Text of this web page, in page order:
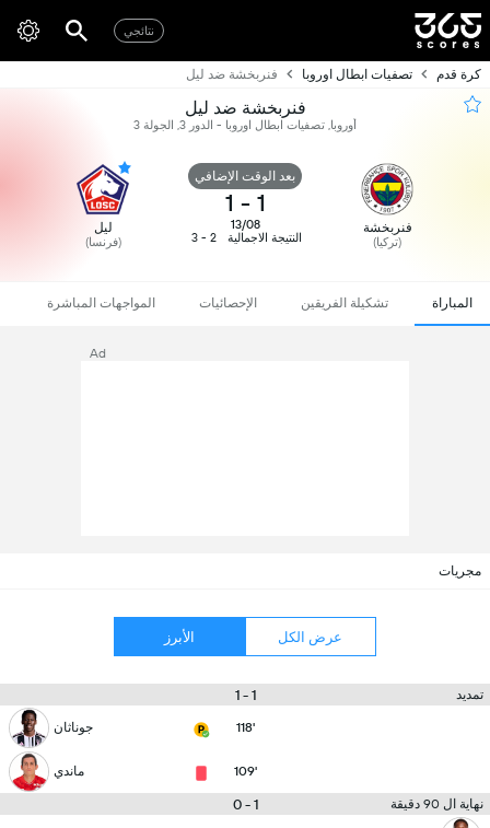
نتائجي
كرة قدم تصفيات ابطال اوروبا فنربخشة ضد ليل
فنربخشة ضد ليل
أوروبا, تصفيات ابطال اوروبا - الدور 3, الجولة 3
فنربخشة
(تركيا)
بعد الوقت الإضافي
1
-
1
13/08
النتيجة الاجمالية
2 - 3
ليل
(فرنسا)
المباراة تشكيلة الفريقين الإحصائيات المواجهات المباشرة
Ad
مجريات
عرض الكل الأبرز
تمديد 1 - 1
118' جوناثان
109' ماندي
نهاية ال 90 دقيقة 1 - 0